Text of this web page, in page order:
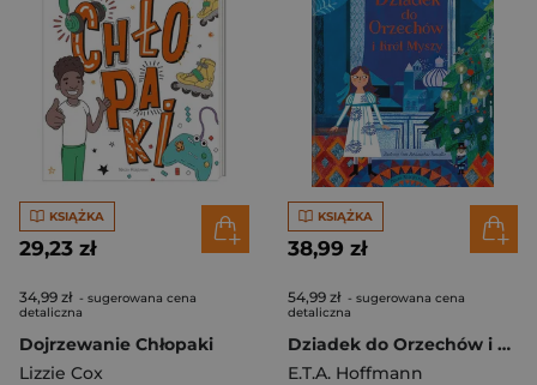
KSIĄŻKA
29,23 zł
34,99 zł - sugerowana cena
detaliczna
Dojrzewanie Chłopaki
Lizzie Cox
KSIĄŻKA
38,99 zł
54,99 zł - sugerowana cena
detaliczna
Dziadek do Orzechów i Król Myszy
E.T.A. Hoffmann